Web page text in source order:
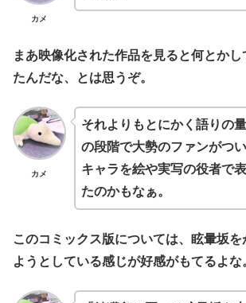
カメ
まあ映像化された作品を見ると何とか
たんだな、とは思うぞ。
カメ
それよりもとにかく語りの
の段階で大勢のファンがつ
キャラを絵や実写の役者で
たのかもなぁ。
このコミックス版については、眩暈坂を
ようとしている感じが好感がもてるよな